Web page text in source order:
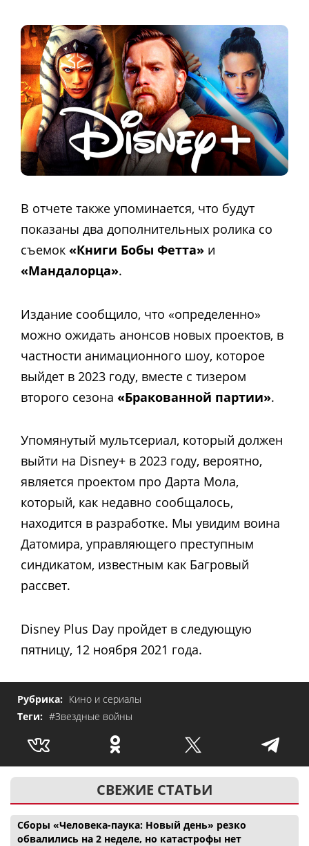
В отчете также упоминается, что будут
показаны два дополнительных ролика со
съемок «Книги Бобы Фетта» и
«Мандалорца».
Издание сообщило, что «определенно»
можно ожидать анонсов новых проектов, в
частности анимационного шоу, которое
выйдет в 2023 году, вместе с тизером
второго сезона «Бракованной партии».
Упомянутый мультсериал, который должен
выйти на Disney+ в 2023 году, вероятно,
является проектом про Дарта Мола,
который, как недавно сообщалось,
находится в разработке. Мы увидим воина
Датомира, управляющего преступным
синдикатом, известным как Багровый
рассвет.
Disney Plus Day пройдет в следующую
пятницу, 12 ноября 2021 года.
Рубрика: Кино и сериалы
Теги: #Звездные войны
СВЕЖИЕ СТАТЬИ
Сборы «Человека-паука: Новый день» резко
обвалились на 2 неделе, но катастрофы нет